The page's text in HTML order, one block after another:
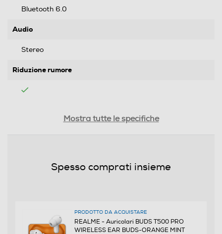
Bluetooth 6.0
Audio
Stereo
Riduzione rumore
Potenza MAX ricarica via USB Type-C in W
Mostra tutte le specifiche
Spesso comprati insieme
PRODOTTO DA ACQUISTARE
REALME - Auricolari BUDS T500 PRO
WIRELESS EAR BUDS-ORANGE MINT